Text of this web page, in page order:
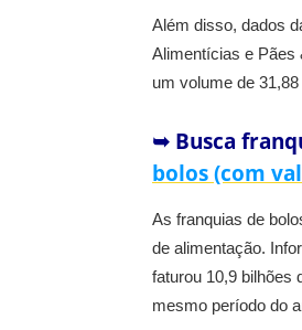
Além disso, dados
Alimentícias e Pães
um volume de
➥ Busca
bolos (com
As franquias de
de alimentação.
faturou 10,9 bilhões
mesmo período do